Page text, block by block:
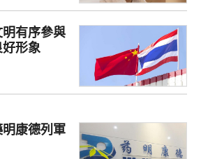
有序參與
形象
康德列軍